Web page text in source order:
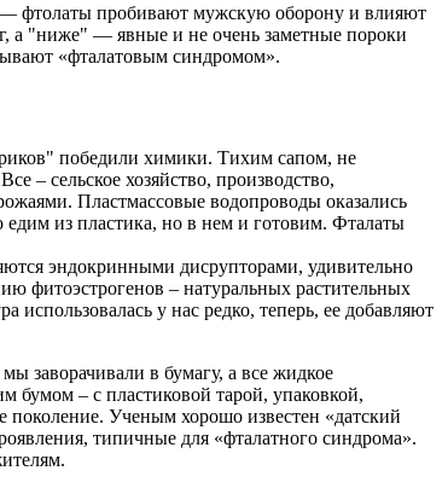
— фтолаты пробивают мужскую оборону и влияют
а "ниже" — явные и не очень заметные пороки
«фталатовым синдромом».
победили химики. Тихим сапом, не
– сельское хозяйство, производство,
Пластмассовые водопроводы оказались
из пластика, но в нем и готовим. Фталаты
эндокринными дисрупторами, удивительно
фитоэстрогенов – натуральных растительных
у нас редко, теперь, ее добавляют
заворачивали в бумагу, а все жидкое
бумом – с пластиковой тарой, упаковкой,
поколение. Ученым хорошо известен «датский
типичные для «фталатного синдрома».